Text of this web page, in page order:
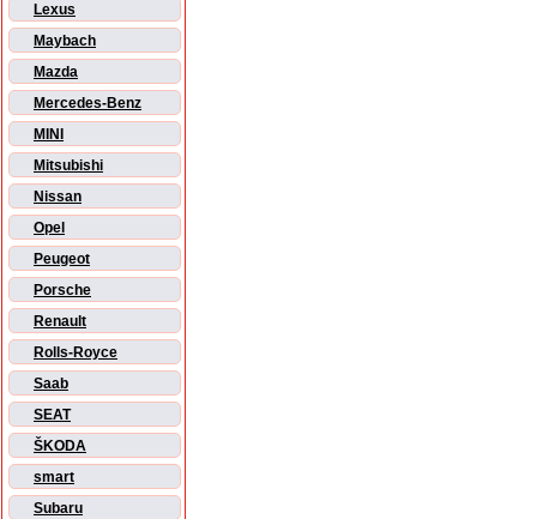
Lexus
Maybach
Mazda
Mercedes-Benz
MINI
Mitsubishi
Nissan
Opel
Peugeot
Porsche
Renault
Rolls-Royce
Saab
SEAT
ŠKODA
smart
Subaru